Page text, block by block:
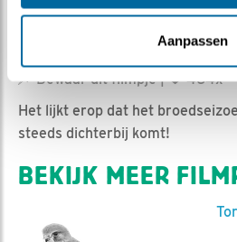
Aanpassen
Is het bijna zover?
Bewaar dit filmpje|
464x
Het lijkt erop dat het
steeds dichterbij komt!
BEKIJK MEER